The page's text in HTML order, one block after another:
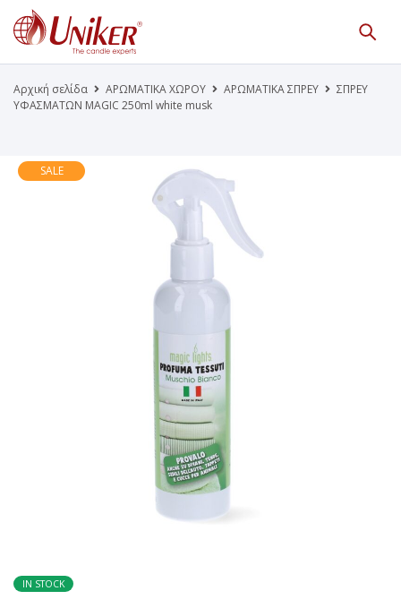
Κατάλογος Προϊόντων
Γίνε Συνεργάτης μας
απευθύνεται μόνο σε εμπόρους
Αρχική σελίδα ΑΡΩΜΑΤΙΚΑ ΧΩΡΟΥ ΑΡΩΜΑΤΙΚΑ ΣΠΡΕΥ
ΣΠΡΕΥ
ΥΦΑΣΜΑΤΩΝ MAGIC 250ml white musk
SALE
IN STOCK